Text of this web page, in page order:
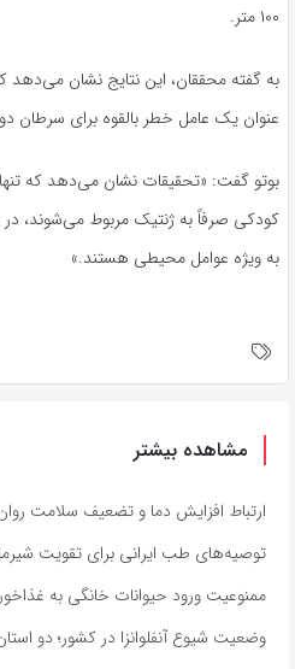
۱۰۰ متر.
به گفته محققان، این نتایج نشان می‌دهد
عنوان یک عامل خطر بالقوه برای سرطان
کودکی صرفاً به ژنتیک مربوط می‌شوند، در
به ویژه عوامل محیطی هستند.»
مشاهده بیشتر
ارتباط افزایش دما و تضعیف سلامت
توصیه‌های طب ایرانی برای تقویت
ممنوعیت ورود حیوانات خانگی به
وضعیت شیوع آنفلوانزا در کشور؛ دو